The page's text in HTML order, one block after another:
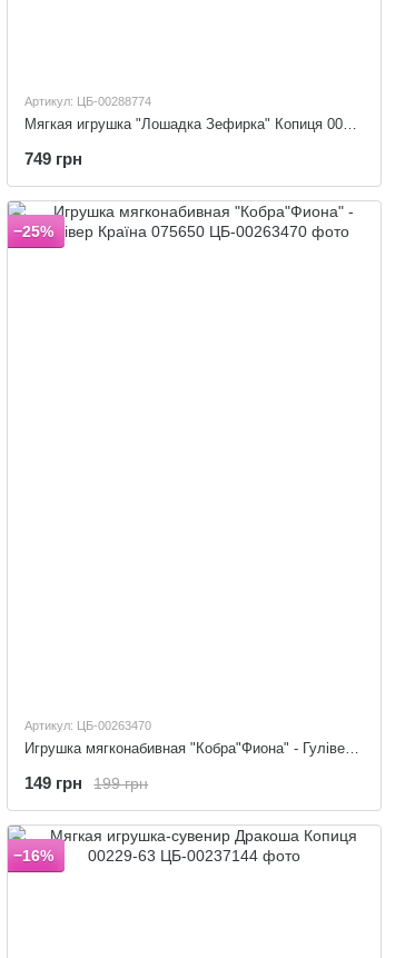
Артикул: ЦБ-00288774
Мягкая игрушка "Лошадка Зефирка" Копиця 00081-92
749 грн
−25%
Артикул: ЦБ-00263470
Игрушка мягконабивная "Кобра"Фиона" - Гулівер Країна 075650
199 грн
149 грн
−16%